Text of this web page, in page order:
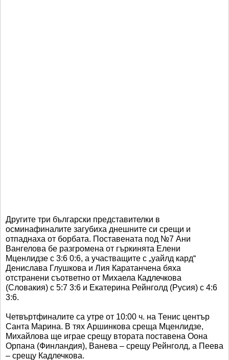
Другите три български представителки в
осминафиналите загубиха днешните си срещи и
отпаднаха от борбата. Поставената под №7 Ани
Вангелова бе разгромена от гъркинята Елени
Мценлидзе с 3:6 0:6, а участващите с „уайлд кард“
Денислава Глушкова и Лия Каратанчена бяха
отстранени съответно от Михаела Кадлечкова
(Словакия) с 5:7 3:6 и Екатерина Рейнголд (Русия) с 4:6
3:6.
Четвъртфиналите са утре от 10:00 ч. на Тенис център
Санта Марина. В тях Аршинкова среща Мценлидзе,
Михайлова ще играе срещу втората поставена Оона
Орпана (Финландия), Ванева – срещу Рейнголд, а Пеева
– срещу Кадлечкова.